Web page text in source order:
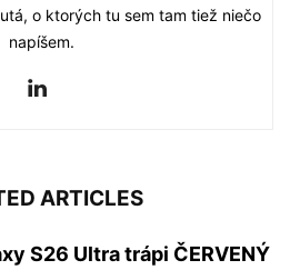
o ktorých tu sem tam tiež niečo
napíšem.
ARTICLES
S26 Ultra trápi ČERVENÝ